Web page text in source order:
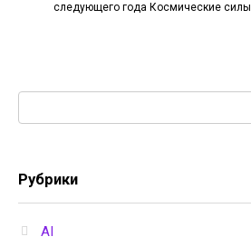
следующего года Космические силы
Рубрики
AI